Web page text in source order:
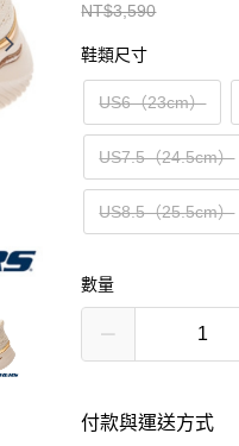
NT$3,590
鞋類尺寸
US6（23cm）
US7.5（24.5cm）
US8.5（25.5cm）
數量
付款與運送方式